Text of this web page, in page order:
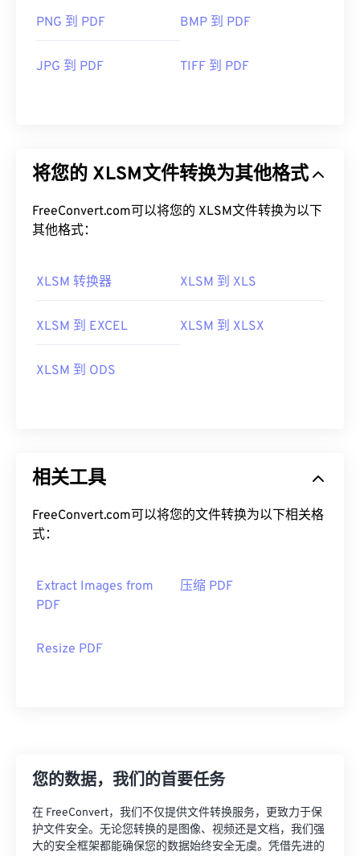
PNG 到 PDF BMP 到 PDF
JPG 到 PDF TIFF 到 PDF
将您的 XLSM文件转换为其他格式
FreeConvert.com可以将您的 XLSM文件转换为以下
其他格式：
XLSM 转换器 XLSM 到 XLS
XLSM 到 EXCEL XLSM 到 XLSX
XLSM 到 ODS
相关工具
FreeConvert.com可以将您的文件转换为以下相关格
式：
Extract Images from
PDF
压缩 PDF
Resize PDF
您的数据，我们的首要任务
在 FreeConvert，我们不仅提供文件转换服务，更致力于保
护文件安全。无论您转换的是图像、视频还是文档，我们强
大的安全框架都能确保您的数据始终安全无虞。凭借先进的